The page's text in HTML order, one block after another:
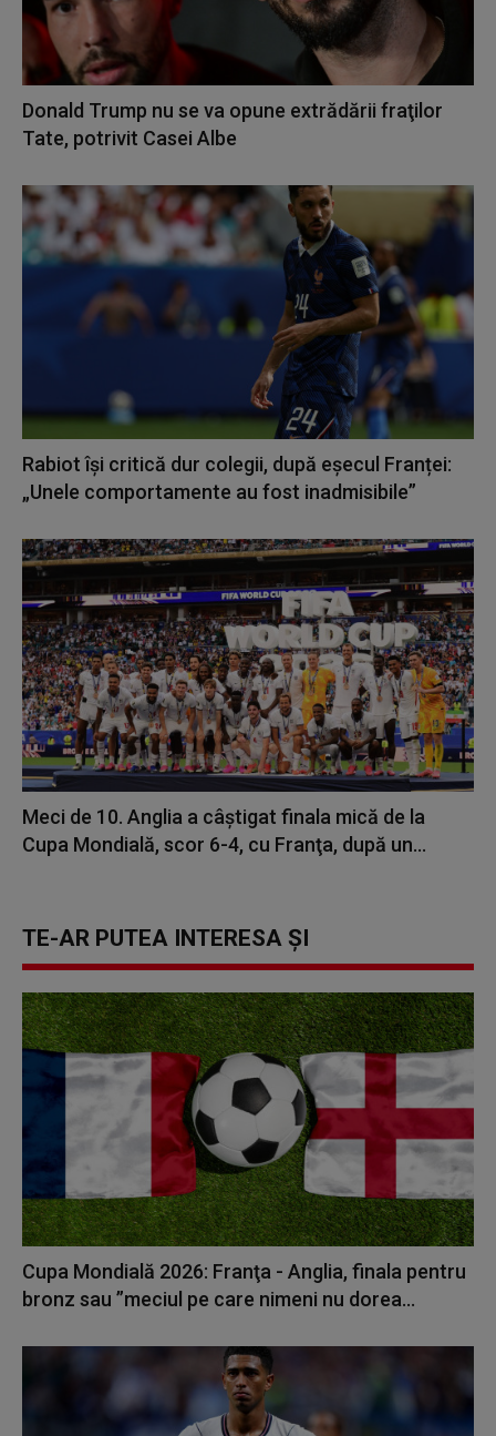
Donald Trump nu se va opune extrădării fraţilor
Tate, potrivit Casei Albe
Rabiot își critică dur colegii, după eșecul Franței:
„Unele comportamente au fost inadmisibile”
Meci de 10. Anglia a câştigat finala mică de la
Cupa Mondială, scor 6-4, cu Franţa, după un...
TE-AR PUTEA INTERESA ȘI
Cupa Mondială 2026: Franţa - Anglia, finala pentru
bronz sau ”meciul pe care nimeni nu dorea...